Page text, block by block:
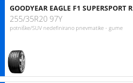
GOODYEAR EAGLE F1 SUPERSPORT R
255/35R20 97Y
potniške/SUV nedefinirano pnevmatike - gume